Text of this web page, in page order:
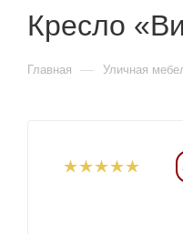
Кресло
Главная — Уличная